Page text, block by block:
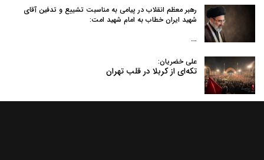
رهبر معظم انقلاب در پیامی به‌ مناسبت تشییع و تدفین آقای
شهید ایران خطاب به امام شهید امت:
…
علی خضریان:
تکه‌ای از کربلا در قلب تهران